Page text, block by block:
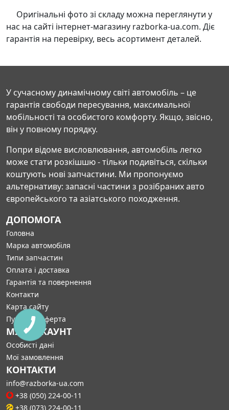
Оригінальні фото зі складу можна переглянути у
нас на сайті інтернет-магазину razborka-ua.com. Діє
гарантія на перевірку, весь асортимент деталей.
У сучасному динамічному світі автомобіль – це
гарантія свободи пересування, максимальної
мобільності та особистого комфорту. Якщо, звісно,
він у повному порядку.
Попри відоме висловлювання, автомобіль легко
може стати розкішшю - тільки подивіться, скільки
коштують нові запчастини. Ми пропонуємо
альтернативу: запасні частини з розібраних авто
європейського та азіатського походження.
ДОПОМОГА
Головна
Марка автомобіля
Типи запчастин
Оплата і доставка
Гарантія та повернення
Контакти
Карта сайту
Публічна оферта
МІЙ АККАУНТ
Особисті дані
Мої замовлення
КОНТАКТИ
info@razborka-ua.com
+38 (050) 224-00-11
+38 (073) 224-00-11